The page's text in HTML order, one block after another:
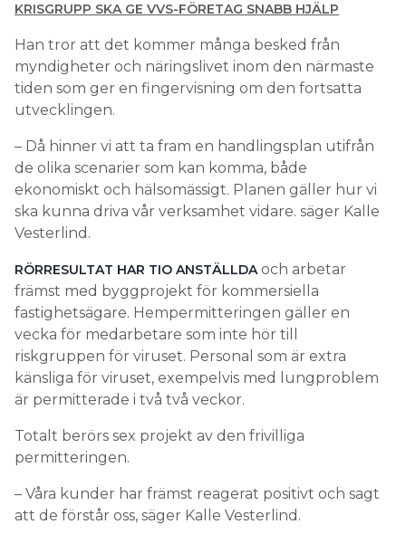
KRISGRUPP SKA GE VVS-FÖRETAG SNABB HJÄLP
Han tror att det kommer många besked från
myndigheter och näringslivet inom den närmaste
tiden som ger en fingervisning om den fortsatta
utvecklingen.
– Då hinner vi att ta fram en handlingsplan utifrån
de olika scenarier som kan komma, både
ekonomiskt och hälsomässigt. Planen gäller hur vi
ska kunna driva vår verksamhet vidare. säger Kalle
Vesterlind.
RÖRRESULTAT HAR TIO ANSTÄLLDAoch arbetar
främst med byggprojekt för kommersiella
fastighetsägare. Hempermitteringen gäller en
vecka för medarbetare som inte hör till
riskgruppen för viruset. Personal som är extra
känsliga för viruset, exempelvis med lungproblem
är permitterade i två två veckor.
Totalt berörs sex projekt av den frivilliga
permitteringen.
– Våra kunder har främst reagerat positivt och sagt
att de förstår oss, säger Kalle Vesterlind.